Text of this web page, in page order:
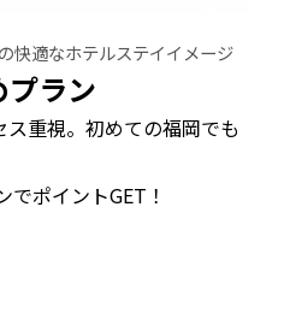
快適なホテルステイイメージ
ラン
重視。初めての福岡でも
ポイントGET！